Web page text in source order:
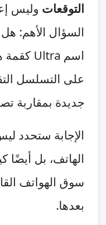
التوقعات وليس
السؤال الأهم:
على التسلسل
جديدة بمقاربة
الإجابة ستحدد
الهاتف، بل
بعدها.